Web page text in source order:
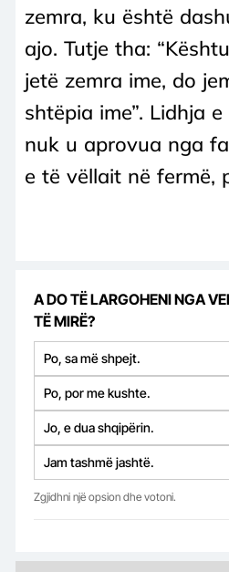
zemra, ku është
ajo. Tutje tha:
jetë zemra ime, do
shtëpia ime”. Lidhja
nuk u aprovua nga
e të vëllait në fermë,
A DO TË LARGOHENI NGA
TË MIRË?
Po, sa më shpejt.
Po, por me kushte.
Jo, e dua shqipërin.
Jam tashmë jashtë.
Zgjidhni një opsion dhe votoni.